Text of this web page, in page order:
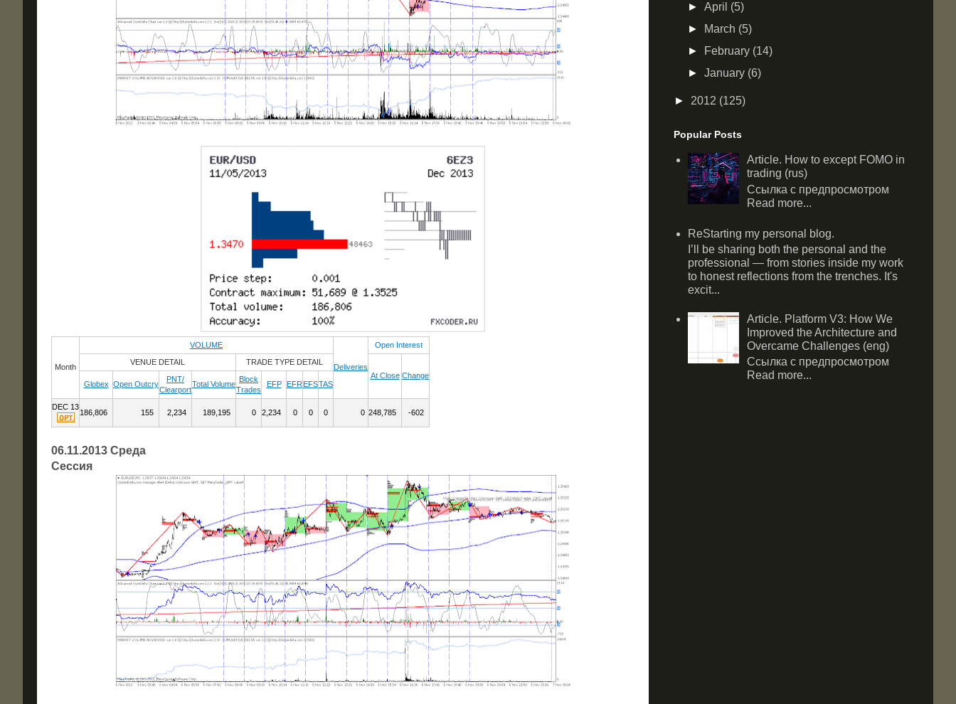
Month
VOLUME
Deliveries
Open Interest
VENUE DETAIL
TRADE TYPE DETAIL
At Close Change
Globex Open Outcry
PNT/
Clearport
Total Volume
Block
Trades
EFP EFR EFSTAS
DEC 13
186,806 155 2,234 189,195 0 2,234 0 0 0 0 248,785 -602
06.11.2013 Среда
Сессия
►April (5)
►
March (5)
►
February (14)
►January (6)
► 2012 (125)
Popular Posts
Article. How to except FOMO in
trading (rus)
Ссылка с предпросмотром
Read more...
ReStarting my personal blog.
I’ll be sharing both the personal and the
professional — from stories inside my work
to honest reflections from the trenches. It's
excit...
Article. Platform V3: How We
Improved the Architecture and
Overcame Challenges (eng)
Ссылка с предпросмотром
Read more...